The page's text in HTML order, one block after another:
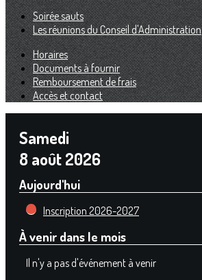
Soirée sauts
Les réunions du Conseil d'Administration
Horaires
Documents à fournir
Remboursement de frais
Accès et contact
Samedi
8 août 2026
Aujourd'hui
Inscription 2026-2027
À venir dans le mois
Il n'y a pas d'événement à venir